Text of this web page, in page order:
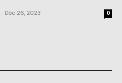
Déc 26, 2023 0